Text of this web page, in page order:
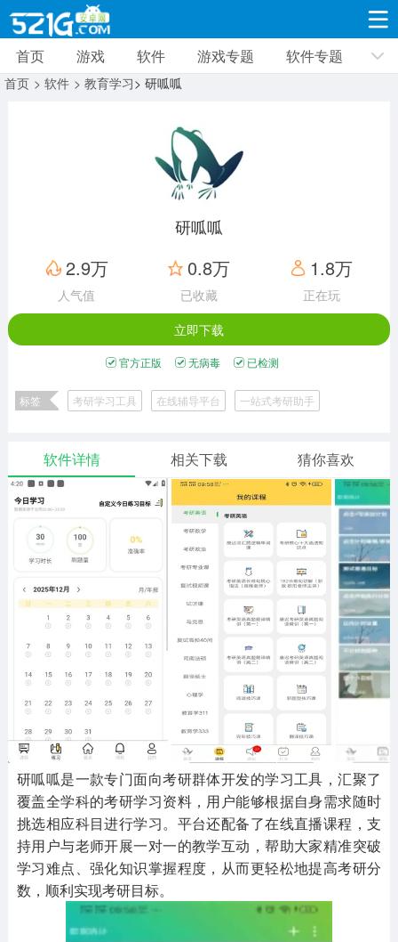
游戏 软件 游戏专题 软件专题 新闻资讯
8693款应用
动作闯关
赛车竞速
3632款应用
卡牌对战
2052款应用
体育运动
1280款应用
手游辅助
1959款应用
二次元
模拟经营
传奇手游
仙侠手游
485款应用
手赚网赚
绝地求生
34款应用
三国游戏
我的世界
69款应用
像素游戏
700款应用
其他
981款应用
末日游戏
1407款应用
pc游戏
3449款应用
63款应用
软件教程
8款应用
热点新闻
首页 游戏 软件 游戏专题 软件专题
首页 > 软件 > 教育学习> 研呱呱
研呱呱
2.9万
人气值
0.8万
已收藏
1.8万
正在玩
立即下载
官方正版 无病毒 已检测
标签 考研学习工具 在线辅导平台 一站式考研助手
软件详情 相关下载 猜你喜欢
研呱呱是一款专门面向考研群体开发的学习工具，汇聚了
覆盖全学科的考研学习资料，用户能够根据自身需求随时
挑选相应科目进行学习。平台还配备了在线直播课程，支
持用户与老师开展一对一的教学互动，帮助大家精准突破
学习难点、强化知识掌握程度，从而更轻松地提高考研分
数，顺利实现考研目标。